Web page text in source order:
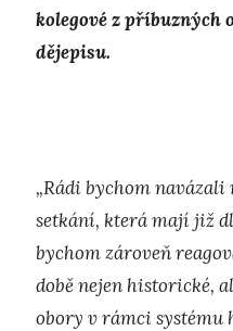
kolegové z příbuzných
dějepisu.
„Rádi bychom navázali
setkání, která mají již
bychom zároveň
době nejen historické,
obory v rámci systému